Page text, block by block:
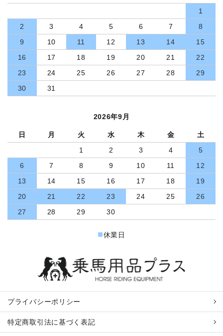
1
2
3 4 5 6 7
8
9
10 11 12 13 14
15
16
17 18 19 20 21
22
23
24 25 26 27 28
29
30
31
2026年9月
日 月 火 水 木 金
土
1
2 3 4
5
6
7 8 9 10 11
12
13
14 15 16 17 18
19
20
21 22 23 24 25
26
27
28 29 30
■休業日
プライバシーポリシー
特定商取引法に基づく表記